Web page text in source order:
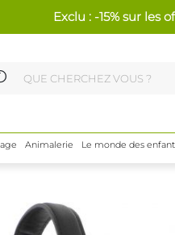
Exclu : -15% sur les
Animalerie Le monde des